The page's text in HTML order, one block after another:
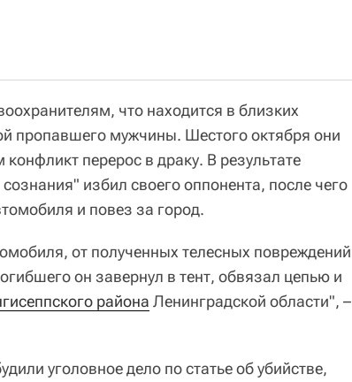
что находится в близких
пропавшего мужчины. Шестого октября они
перерос в драку. В результате
избил своего оппонента, после чего
и повез за город.
от полученных телесных повреждений
он завернул в тент, обвязал цепью и
района Ленинградской области", –
уголовное дело по статье об убийстве,